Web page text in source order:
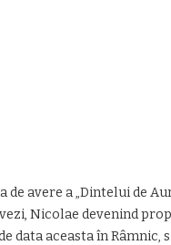
de avere a „Dintelui de
Nicolae devenind
data aceasta în Râmnic,